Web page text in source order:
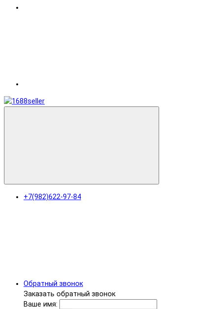
+7(982)622-97-84
Обратный звонок
Заказать обратный звонок
Ваше имя: